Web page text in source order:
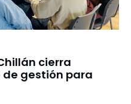
cierra
gestión para